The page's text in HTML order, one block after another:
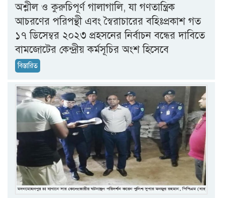
অশ্লীল ও কুরুচিপূর্ণ গালাগালি, যা গণতান্ত্রিক
আচরণের পরিপন্থী এবং স্বৈরাচারের বহিঃপ্রকাশ গত
১৭ ডিসেম্বর ২০২৩ প্রহসনের নির্বাচন বন্ধের দাবিতে
বামজোটের কেন্দ্রীয় কর্মসূচির অংশ হিসেবে
বিস্তারিত